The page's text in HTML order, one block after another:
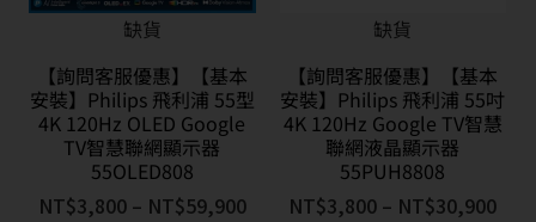
缺貨
【詢問客服優惠】【基本
安裝】Philips 飛利浦 55型
4K 120Hz OLED Google
TV智慧聯網顯示器
55OLED808
NT$3,800 – NT$59,900
缺貨
【詢問客服優惠】【基本
安裝】Philips 飛利浦 55吋
4K 120Hz Google TV智慧
聯網液晶顯示器
55PUH8808
NT$3,800 – NT$30,900